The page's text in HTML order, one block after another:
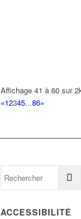
Affichage 41 à 60 sur
«12345...86»
ACCESSIBILITÉ